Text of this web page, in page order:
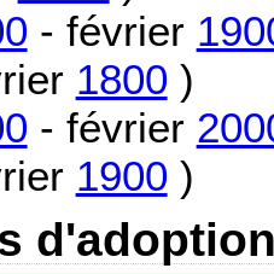
- février
1800 )
- février
1900 )